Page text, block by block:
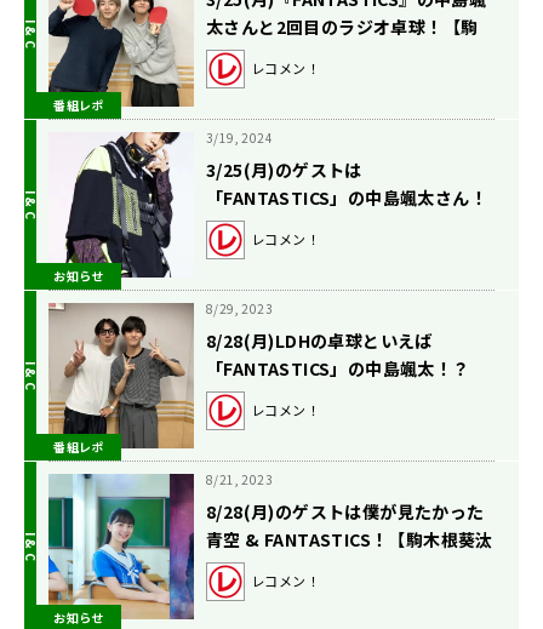
番組レポ
太さんと2回目のラジオ卓球！【駒
木根葵汰のレコメン！】
レコメン！
お知らせ
3/19, 2024
3/25(月)のゲストは
「FANTASTICS」の中島颯太さん！
【駒木根葵汰のレコメン！】
レコメン！
番組レポ
8/29, 2023
8/28(月)LDHの卓球といえば
「FANTASTICS」の中島颯太！？
【駒木根葵汰のレコメン！】
レコメン！
お知らせ
8/21, 2023
8/28(月)のゲストは僕が見たかった
青空 & FANTASTICS！【駒木根葵汰
のレコメン！】
レコメン！